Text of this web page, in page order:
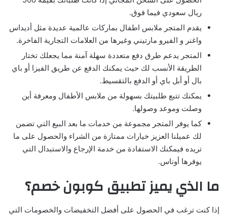
ريال سعودي فيما فوق.
يقدم المتجر ملابس اطفال بماركات عالمية عديدة مثل أديداس
واغنر و الفيرو مارتيني وغيرها من العلامات التجارية الفاخرة.
المتجر يدعم طرق دفع متعددة سهلة آمنة مما يجعلك تختار
الطريقة الأنسب لك حيث يمكنك الدفع عن طريق الفيزا أو باي
بال أو أبل باي أو الدفع بالتقسيط.
يمكنك تتبع طلبيتك بسهولة من ملابس الأطفال ومعرفة أين
وصلت وموعد وصولها.
كما يوفر المتجر مجموعة من خدمات ما بعد البيع التي تضمن
لك عميلنا العزيز خيارات ممتازة من الشراء والحصول على ما
تريده فيمكنك الاستفادة من خدمة الإرجاع والاستبدال التي
يوفرها أوناس.
ما الذي يميز تطبيق كوبون خصم؟
إذا كنت ترغب في الحصول على أفضل التخفيضات والخصومات التي